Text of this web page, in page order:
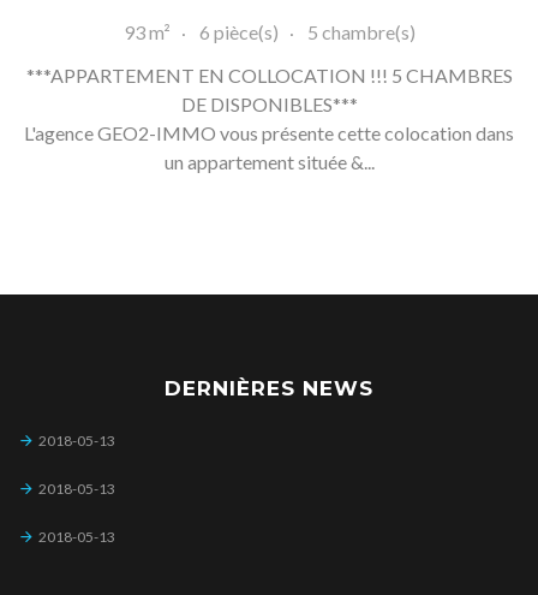
93 m² 6 pièce(s)
5 chambre(s)
***APPARTEMENT EN COLLOCATION !!! 5 CHAMBRES
DE DISPONIBLES***
L'agence GEO2-IMMO vous présente cette colocation dans
un appartement située &...
DERNIÈRES NEWS
2018-05-13
2018-05-13
2018-05-13